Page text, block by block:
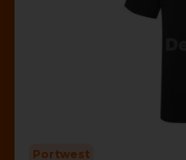
Portwest